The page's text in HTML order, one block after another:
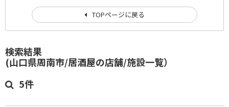
検索結果
(山口県周南市/居酒屋の店舗/施設一覧）
5件
TOPページに戻る